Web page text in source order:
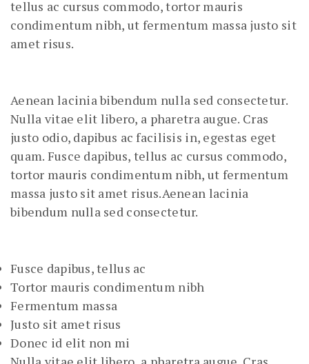
tellus ac cursus commodo, tortor mauris
condimentum nibh, ut fermentum massa justo sit
amet risus.
Aenean lacinia bibendum nulla sed consectetur.
Nulla vitae elit libero, a pharetra augue. Cras
justo odio, dapibus ac facilisis in, egestas eget
quam. Fusce dapibus, tellus ac cursus commodo,
tortor mauris condimentum nibh, ut fermentum
massa justo sit amet risus.Aenean lacinia
bibendum nulla sed consectetur.
Fusce dapibus, tellus ac
Tortor mauris condimentum nibh
Fermentum massa
Justo sit amet risus
Donec id elit non mi